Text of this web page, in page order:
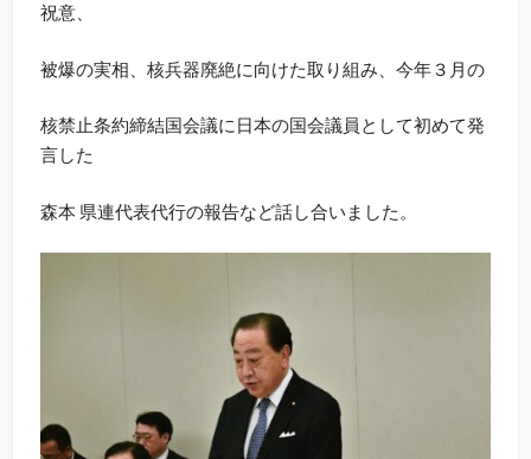
祝意、
被爆の実相、核兵器廃絶に向けた取り組み、今年３月の
核禁止条約締結国会議に日本の国会議員として初めて発
言した
森本 県連代表代行の報告など話し合いました。